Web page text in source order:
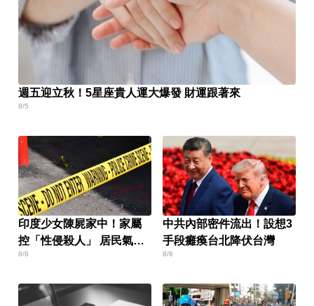
週五迎立秋！5星座貴人運大爆發 財運跟著來
8/5
印度少女陳屍家中！家屬
控「性侵殺人」 居民氣炸
怒封國道
8/6
中共內部密件流出！設想3
手段癱瘓台北降伏台灣
8/6